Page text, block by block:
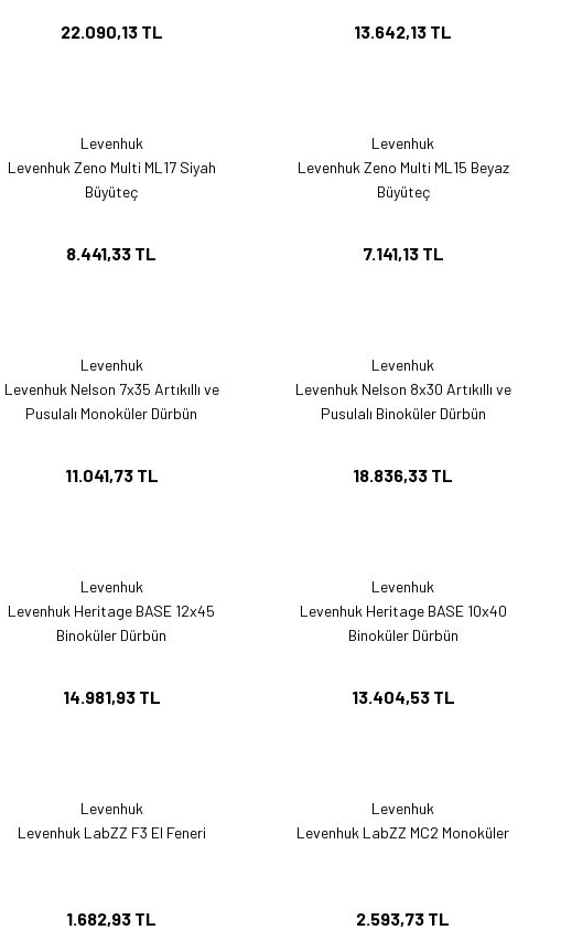
22.090,13 TL 13.642,13 TL
Levenhuk
Levenhuk Zeno Multi ML17 Siyah
Büyüteç
8.441,33 TL
Levenhuk
Levenhuk Zeno Multi ML15 Beyaz
Büyüteç
7.141,13 TL
Levenhuk
Levenhuk Nelson 7x35 Artıkıllı ve
Pusulalı Monoküler Dürbün
11.041,73 TL
Levenhuk
Levenhuk Nelson 8x30 Artıkıllı ve
Pusulalı Binoküler Dürbün
18.836,33 TL
Levenhuk
Levenhuk Heritage BASE 12x45
Binoküler Dürbün
14.981,93 TL
Levenhuk
Levenhuk Heritage BASE 10x40
Binoküler Dürbün
13.404,53 TL
Levenhuk
Levenhuk LabZZ F3 El Feneri
1.682,93 TL
Levenhuk
Levenhuk LabZZ MC2 Monoküler
2.593,73 TL